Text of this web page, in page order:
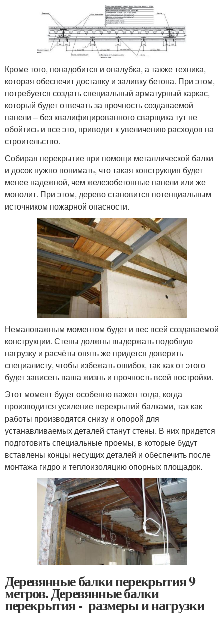
Кроме того, понадобится и опалубка, а также техника,
которая обеспечит доставку и заливку бетона. При этом,
потребуется создать специальный арматурный каркас,
который будет отвечать за прочность создаваемой
панели – без квалифицированного сварщика тут не
обойтись и все это, приводит к увеличению расходов на
строительство.
Собирая перекрытие при помощи металлической балки
и досок нужно понимать, что такая конструкция будет
менее надежной, чем железобетонные панели или же
монолит. При этом, дерево становится потенциальным
источником пожарной опасности.
Немаловажным моментом будет и вес всей создаваемой
конструкции. Стены должны выдержать подобную
нагрузку и расчёты опять же придется доверить
специалисту, чтобы избежать ошибок, так как от этого
будет зависеть ваша жизнь и прочность всей постройки.
Этот момент будет особенно важен тогда, когда
производится усиление перекрытий балками, так как
работы производятся снизу и опорой для
устанавливаемых деталей станут стены. В них придется
подготовить специальные проемы, в которые будут
вставлены концы несущих деталей и обеспечить после
монтажа гидро и теплоизоляцию опорных площадок.
Деревянные балки перекрытия 9
метров. Деревянные балки
перекрытия - размеры и нагрузки